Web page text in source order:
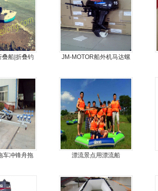
叠船|折叠钓
JM-MOTOR船外机马达螺
车冲锋舟拖
漂流景点用漂流船